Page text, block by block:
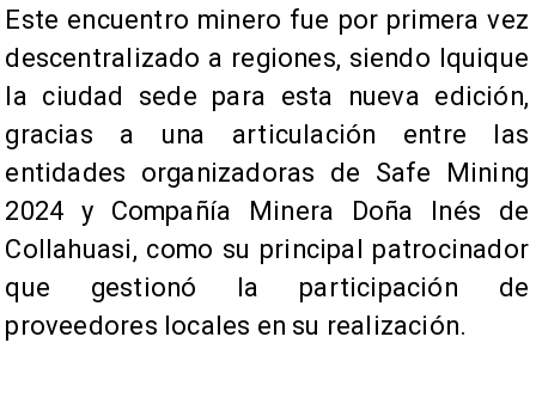
Este encuentro minero fue por primera vez
descentralizado a regiones, siendo Iquique
la ciudad sede para esta nueva edición,
gracias a una articulación entre las
entidades organizadoras de Safe Mining
2024 y Compañía Minera Doña Inés de
Collahuasi, como su principal patrocinador
que gestionó la participación de
proveedores locales en su realización.